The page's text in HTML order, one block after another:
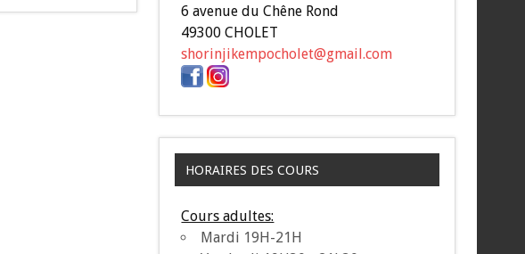
6 avenue du Chêne Rond
49300 CHOLET
shorinjikempocholet@gmail.com
HORAIRES DES COURS
Cours adultes:
Mardi 19H-21H